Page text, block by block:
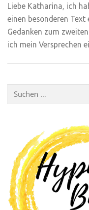
Liebe Katharina, ich
einen besonderen
Gedanken zum
ich mein Versprechen
Suchen